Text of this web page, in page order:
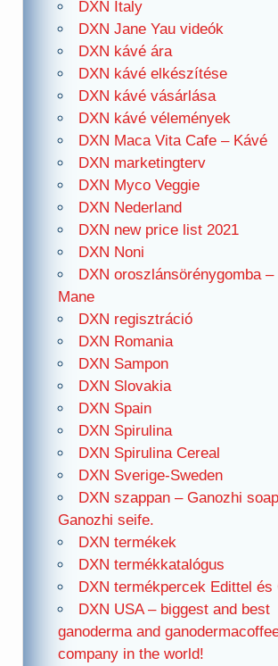
DXN Italy
DXN Jane Yau videók
DXN kávé ára
DXN kávé elkészítése
DXN kávé vásárlása
DXN kávé vélemények
DXN Maca Vita Cafe – Kávé
DXN marketingterv
DXN Myco Veggie
DXN Nederland
DXN new price list 2021
DXN Noni
DXN oroszlánsörénygomba –
Mane
DXN regisztráció
DXN Romania
DXN Sampon
DXN Slovakia
DXN Spain
DXN Spirulina
DXN Spirulina Cereal
DXN Sverige-Sweden
DXN szappan – Ganozhi
Ganozhi seife.
DXN termékek
DXN termékkatalógus
DXN termékpercek Edittel és
DXN USA – biggest and best
ganoderma and
company in the world!